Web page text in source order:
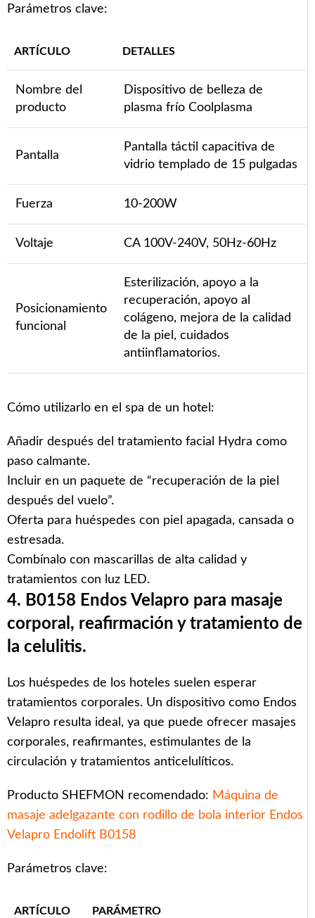
Parámetros clave:
ARTÍCULO DETALLES
Nombre del
producto
Dispositivo de belleza de
plasma frío Coolplasma
Pantalla
Pantalla táctil capacitiva de
vidrio templado de 15 pulgadas
Fuerza 10-200W
Voltaje CA 100V-240V, 50Hz-60Hz
Posicionamiento
funcional
Esterilización, apoyo a la
recuperación, apoyo al
colágeno, mejora de la calidad
de la piel, cuidados
antiinflamatorios.
Cómo utilizarlo en el spa de un hotel:
Añadir después del tratamiento facial Hydra como
paso calmante.
Incluir en un paquete de “recuperación de la piel
después del vuelo”.
Oferta para huéspedes con piel apagada, cansada o
estresada.
Combínalo con mascarillas de alta calidad y
tratamientos con luz LED.
4. B0158 Endos Velapro para masaje
corporal, reafirmación y tratamiento de
la celulitis.
Los huéspedes de los hoteles suelen esperar
tratamientos corporales. Un dispositivo como Endos
Velapro resulta ideal, ya que puede ofrecer masajes
corporales, reafirmantes, estimulantes de la
circulación y tratamientos anticelulíticos.
Producto SHEFMON recomendado: Máquina de
masaje adelgazante con rodillo de bola interior Endos
Velapro Endolift B0158
Parámetros clave:
ARTÍCULO PARÁMETRO